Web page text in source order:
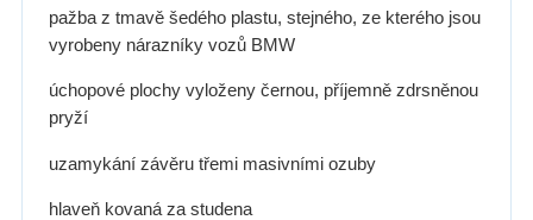
pažba z tmavě šedého plastu, stejného, ze kterého jsou
vyrobeny nárazníky vozů BMW
úchopové plochy vyloženy černou, příjemně zdrsněnou
pryží
uzamykání závěru třemi masivními ozuby
hlaveň kovaná za studena